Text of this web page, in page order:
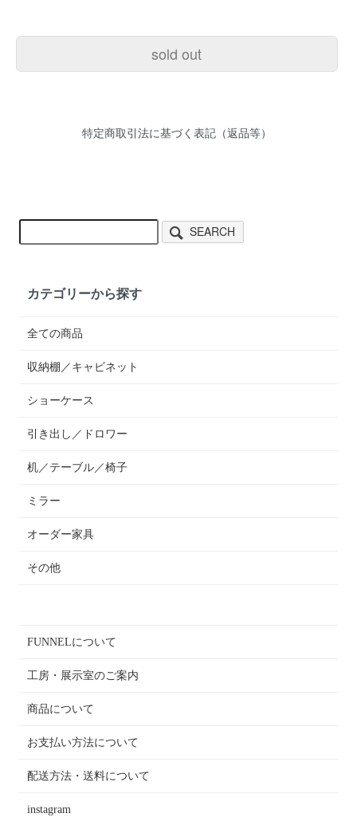
sold out
特定商取引法に基づく表記（返品等）
SEARCH
カテゴリーから探す
全ての商品
収納棚／キャビネット
ショーケース
引き出し／ドロワー
机／テーブル／椅子
ミラー
オーダー家具
その他
FUNNELについて
工房・展示室のご案内
商品について
お支払い方法について
配送方法・送料について
instagram